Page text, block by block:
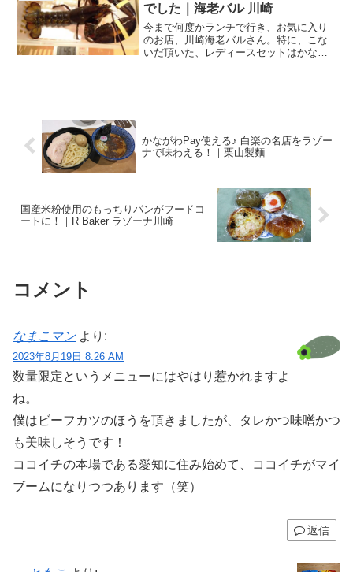
でした｜海老バル 川崎
今まで何度かランチで行き、お気に入り
のお店、川崎海老バルさん。特に、こな
いだ頂いた、レディースセットはかなり
かながわPay使える♪ 白楽の名店をラゾー
ナで味わえる！｜栗山製麵
国産米粉使用のもっちりパンがフードコ
ートに！｜R Baker ラゾーナ川崎
コメント
なまこマン より:
2023年8月19日 8:26 AM
数量限定というメニューにはやはり惹かれますよ
ね。
僕はビーフカツのほうを頂きましたが、タレかつ味噌かつ
も美味しそうです！
ココイチの本場である愛知に住み始めて、ココイチがマイ
ブームになりつつあります（笑）
返信